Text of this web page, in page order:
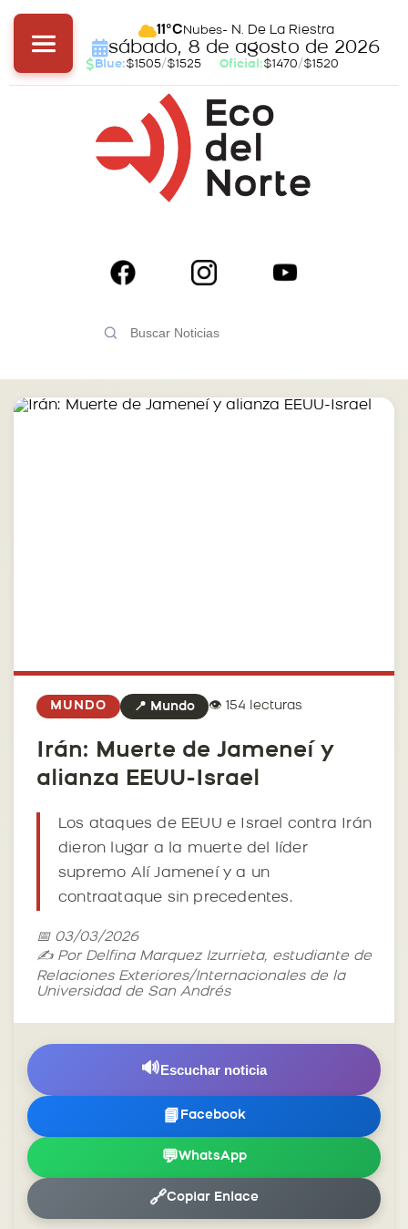
11°C Nubes- N. De La Riestra
sábado, 8 de agosto de 2026
Blue:$1505/$1525 Oficial:$1470/$1520
MUNDO 📍 Mundo 👁️ 154 lecturas
Irán: Muerte de Jameneí y
alianza EEUU-Israel
Los ataques de EEUU e Israel contra Irán
dieron lugar a la muerte del líder
supremo Alí Jameneí y a un
contraataque sin precedentes.
📅 03/03/2026
✍️ Por Delfina Marquez Izurrieta, estudiante de
Relaciones Exteriores/Internacionales de la
Universidad de San Andrés
🔊Escuchar noticia
📘 Facebook
💬WhatsApp
🔗Copiar Enlace